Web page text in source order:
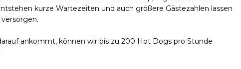
kurze Wartezeiten und auch größere Gästezahlen lassen
ankommt, können wir bis zu 200 Hot Dogs pro Stunde